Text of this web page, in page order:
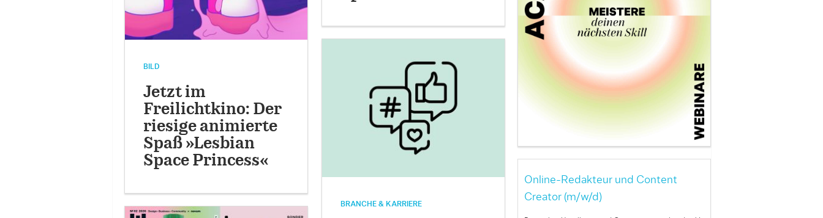
BILD
Jetzt im
Freilichtkino: Der
riesige animierte
Spaß »Lesbian
Space Princess«
BRANCHE & KARRIERE
Online-Redakteur und Content
Creator (m/w/d)